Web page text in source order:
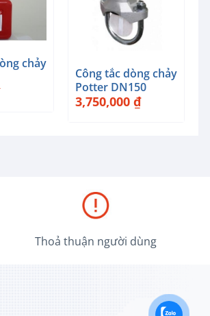
chảy
Công tắc dòng chảy
Potter DN150
3,750,000 ₫
Thoả thuận người dùng